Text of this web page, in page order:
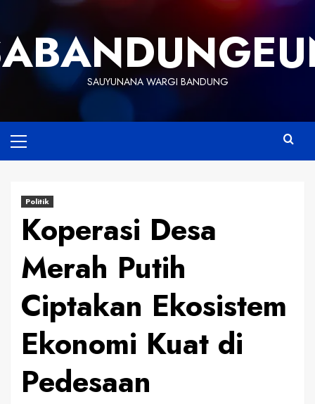
content
SAUYUNANA WARGI BANDUNG
Menu
Politik
Koperasi Desa
Merah Putih
Ciptakan Ekosistem
Ekonomi Kuat di
Pedesaan